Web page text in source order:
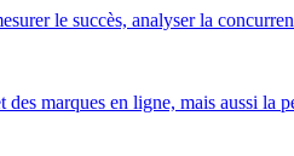
le succès, analyser la
marques en ligne, mais aussi la